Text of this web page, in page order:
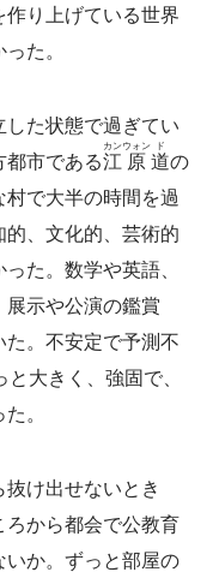
作り上げている世界
た。
た状態で過ぎてい
都市である江
カン
原
ウォン
道
ド
の
で大半の時間を過
的、文化的、芸術的
た。数学や英語、
展示や公演の鑑賞
た。不安定で予測不
大きく、強固で、
。
け出せないとき
ろから都会で公教育
いか。ずっと部屋の